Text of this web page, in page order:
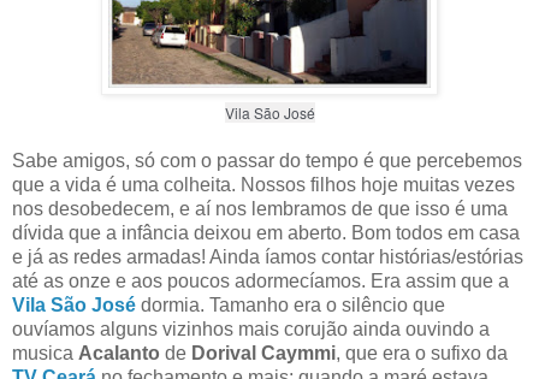
Vila São José
Sabe amigos, só com o passar do tempo é que percebemos
que a vida é uma colheita. Nossos filhos hoje muitas vezes
nos desobedecem, e aí nos lembramos de que isso é uma
dívida que a infância deixou em aberto. Bom todos em casa
e já as redes armadas! Ainda íamos contar histórias/estórias
até as onze e aos poucos adormecíamos. Era assim que a
Vila São José dormia. Tamanho era o sil êncio que
ouvíamos alguns vizinhos mais corujão ainda ouvindo a
musica Acalanto de Dorival Caymmi, que era o sufixo da